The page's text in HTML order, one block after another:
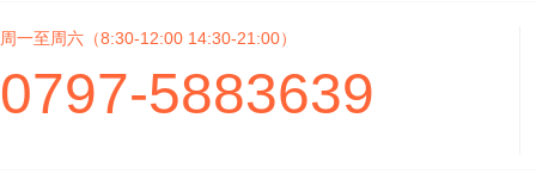
周一至周六（8:30-12:00 14:30-21:00）
0797-5883639